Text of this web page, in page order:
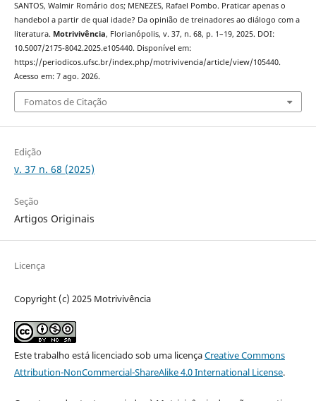
SANTOS, Walmir Romário dos; MENEZES, Rafael Pombo. Praticar apenas o
handebol a partir de qual idade? Da opinião de treinadores ao diálogo com a
literatura. Motrivivência, Florianópolis, v. 37, n. 68, p. 1–19, 2025. DOI:
10.5007/2175-8042.2025.e105440. Disponível em:
https://periodicos.ufsc.br/index.php/motrivivencia/article/view/105440.
Acesso em: 7 ago. 2026.
Fomatos de Citação
Edição
v. 37 n. 68 (2025)
Seção
Artigos Originais
Licença
Copyright (c) 2025 Motrivivência
Este trabalho está licenciado sob uma licençaCreative Commons
Attribution-NonCommercial-ShareAlike 4.0 International License.